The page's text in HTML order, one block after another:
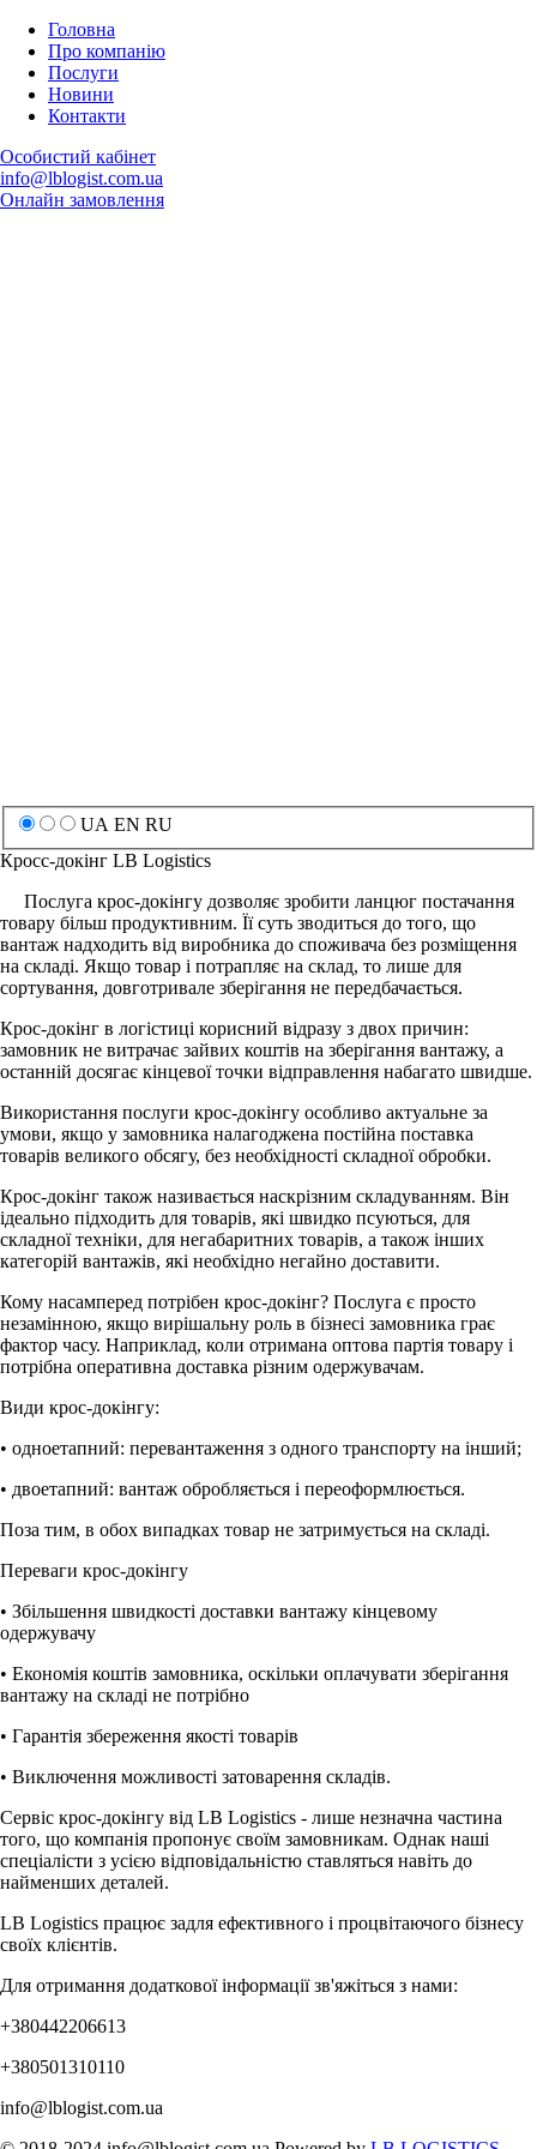
Головна
Про компанію
Послуги
Новини
Контакти
Особистий кабінет
info@lblogist.com.ua
Oнлайн замовлення
UA EN RU
Кросс-докінг LB Logistics
Послуга крос-докінгу дозволяє зробити ланцюг постачання
товару більш продуктивним. Її суть зводиться до того, що
вантаж надходить від виробника до споживача без розміщення
на складі. Якщо товар і потрапляє на склад, то лише для
сортування, довготривале зберігання не передбачається.
Крос-докінг в логістиці корисний відразу з двох причин:
замовник не витрачає зайвих коштів на зберігання вантажу, а
останній досягає кінцевої точки відправлення набагато швидше.
Використання послуги крос-докінгу особливо актуальне за
умови, якщо у замовника налагоджена постійна поставка
товарів великого обсягу, без необхідності складної обробки.
Крос-докінг також називається наскрізним складуванням. Він
ідеально підходить для товарів, які швидко псуються, для
складної техніки, для негабаритних товарів, а також інших
категорій вантажів, які необхідно негайно доставити.
Кому насамперед потрібен крос-докінг? Послуга є просто
незамінною, якщо вирішальну роль в бізнесі замовника грає
фактор часу. Наприклад, коли отримана оптова партія товару і
потрібна оперативна доставка різним одержувачам.
Види крос-докінгу:
• одноетапний: перевантаження з одного транспорту на інший;
• двоетапний: вантаж обробляється і переоформлюється.
Поза тим, в обох випадках товар не затримується на складі.
Переваги крос-докінгу
• Збільшення швидкості доставки вантажу кінцевому
одержувачу
• Економія коштів замовника, оскільки оплачувати зберігання
вантажу на складі не потрібно
• Гарантія збереження якості товарів
• Виключення можливості затоварення складів.
Сервіс крос-докінгу від LB Logistics - лише незначна частина
того, що компанія пропонує своїм замовникам. Однак наші
спеціалісти з усією відповідальністю ставляться навіть до
найменших деталей.
LB Logistics працює задля ефективного і процвітаючого бізнесу
своїх клієнтів.
Для отримання додаткової інформації зв'яжіться з нами:
+380442206613
+380501310110
info@lblogist.com.ua